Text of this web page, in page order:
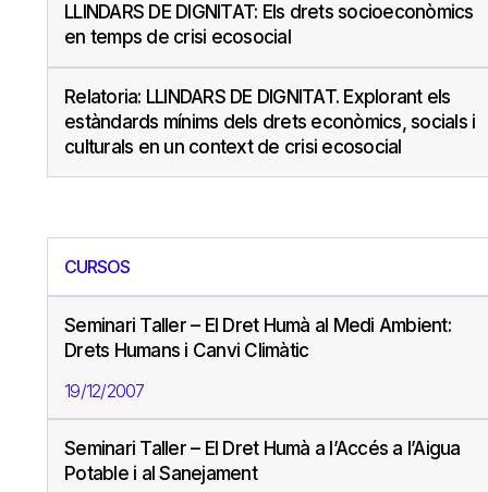
LLINDARS DE DIGNITAT: Els drets socioeconòmics
en temps de crisi ecosocial
Relatoria: LLINDARS DE DIGNITAT. Explorant els
estàndards mínims dels drets econòmics, socials i
culturals en un context de crisi ecosocial
CURSOS
Seminari Taller – El Dret Humà al Medi Ambient:
Drets Humans i Canvi Climàtic
19/12/2007
Seminari Taller – El Dret Humà a l’Accés a l’Aigua
Potable i al Sanejament